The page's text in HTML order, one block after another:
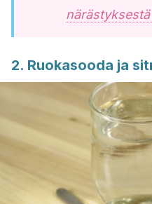
2. Ruokasooda ja